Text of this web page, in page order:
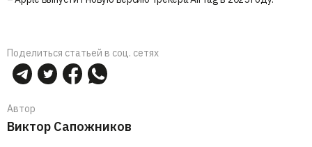
Поделиться статьей в соц. сетях
Автор
Виктор Сапожников